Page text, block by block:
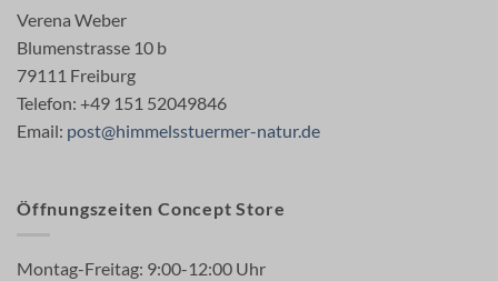
Verena Weber
Blumenstrasse 10 b
79111 Freiburg
Telefon: +49 151 52049846
Email: post@himmelsstuermer-natur.de
Öffnungszeiten Concept Store
Montag-Freitag: 9:00-12:00 Uhr